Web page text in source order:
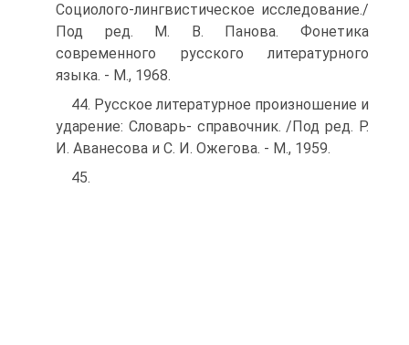
Социолого-лингвистическое исследование./
Под ред. М. В. Панова. Фонетика
современного русского литературного
языка. - М., 1968.
44. Русское литературное произношение и
ударение: Словарь- справочник. /Под ред. Р.
И. Аванесова и С. И. Ожегова. - М., 1959.
45.